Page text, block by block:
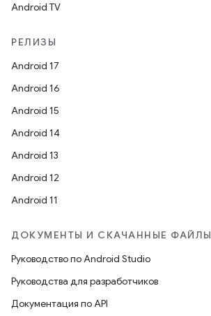
Android TV
РЕЛИЗЫ
Android 17
Android 16
Android 15
Android 14
Android 13
Android 12
Android 11
ДОКУМЕНТЫ И СКАЧАННЫЕ ФАЙЛЫ
Руководство по Android Studio
Руководства для разработчиков
Документация по API